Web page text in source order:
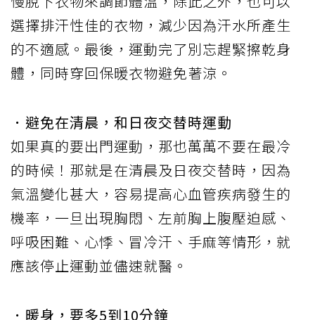
選擇排汗性佳的衣物，減少因為汗水所產生
的不適感。最後，運動完了別忘趕緊擦乾身
體，同時穿回保暖衣物避免著涼。
．避免在清晨，和日夜交替時運動
如果真的要出門運動，那也萬萬不要在最冷
的時候！那就是在清晨及日夜交替時，因為
氣溫變化甚大，容易提高心血管疾病發生的
機率，一旦出現胸悶、左前胸上腹壓迫感、
呼吸困難、心悸、冒冷汗、手麻等情形，就
應該停止運動並儘速就醫。
．暖身，要多5到10分鐘